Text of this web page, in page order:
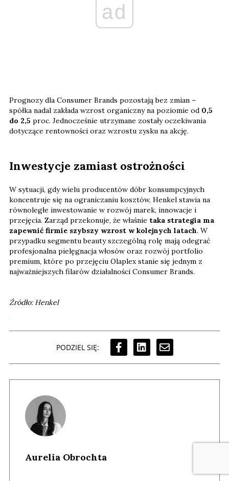
ad
Prognozy dla Consumer Brands pozostają bez zmian –
spółka nadal zakłada wzrost organiczny na poziomie od 0,5
do 2,5 proc. Jednocześnie utrzymane zostały oczekiwania
dotyczące rentowności oraz wzrostu zysku na akcję.
Inwestycje zamiast ostrożności
W sytuacji, gdy wielu producentów dóbr konsumpcyjnych
koncentruje się na ograniczaniu kosztów, Henkel stawia na
równoległe inwestowanie w rozwój marek, innowacje i
przejęcia. Zarząd przekonuje, że właśnie taka strategia ma
zapewnić firmie szybszy wzrost w kolejnych latach. W
przypadku segmentu beauty szczególną rolę mają odegrać
profesjonalna pielęgnacja włosów oraz rozwój portfolio
premium, które po przejęciu Olaplex stanie się jednym z
najważniejszych filarów działalności Consumer Brands.
Źródło: Henkel
PODZIEL SIĘ:
Aurelia Obrochta